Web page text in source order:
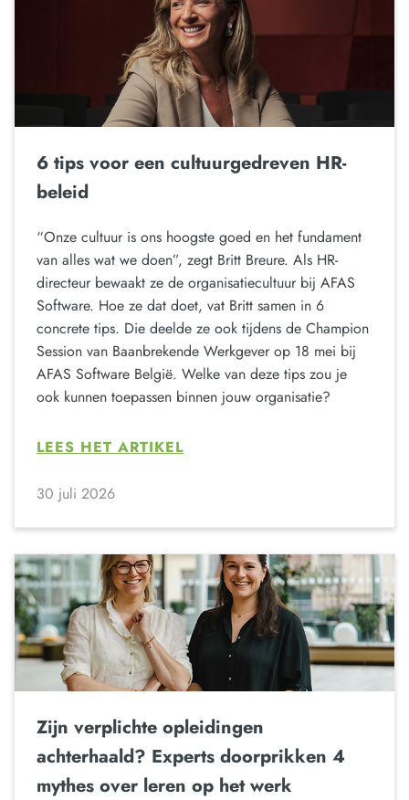
6 tips voor een cultuurgedreven HR-
beleid
“Onze cultuur is ons hoogste goed en het fundament
van alles wat we doen”, zegt Britt Breure. Als HR-
directeur bewaakt ze de organisatiecultuur bij AFAS
Software. Hoe ze dat doet, vat Britt samen in 6
concrete tips. Die deelde ze ook tijdens de Champion
Session van Baanbrekende Werkgever op 18 mei bij
AFAS Software België. Welke van deze tips zou je
ook kunnen toepassen binnen jouw organisatie?
LEES HET ARTIKEL
30 juli 2026
Zijn verplichte opleidingen
achterhaald? Experts doorprikken 4
mythes over leren op het werk